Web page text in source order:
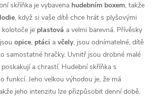
skříňka je vybavena hudebním boxem, takže
, když si vaše dítě chce hrát s plyšovými
je plastová a velmi barevná. Přívěsky
opice, ptáci a včely, jsou odnímatelné, dítě
samostatné hračky. Uvnitř jsou drobné malé
a chrastí. Hudební skříňka s
funkcí. Jeho velkou výhodou je, že má
jeho intenzitu lze přizpůsobit denní době.